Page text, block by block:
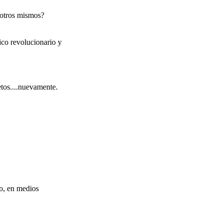
mismos?
revolucionario y
en medios